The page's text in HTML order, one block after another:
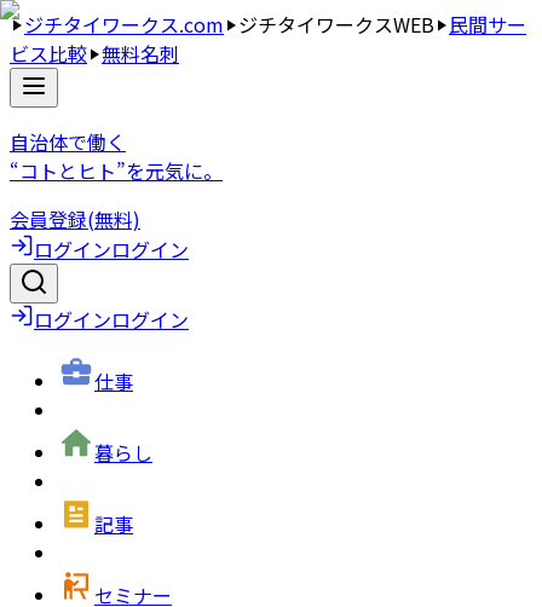
ジチタイワークス.com ジチタイワークスWEB 民間サー
ビス比較 無料名刺
自治体で働く
“コトとヒト”を元気に。
会員登録(無料)
ログインログイン
ログインログイン
仕事
暮らし
記事
セミナー